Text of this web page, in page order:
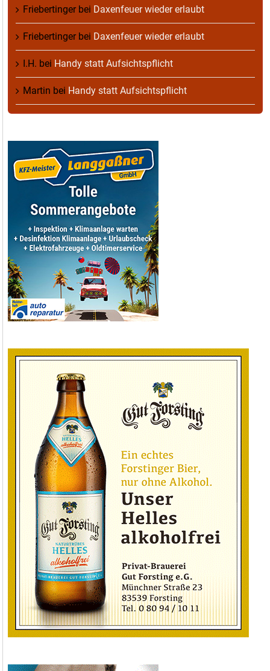
Friebertingerbei Daxenfeuer wieder erlaubt
Friebertingerbei Daxenfeuer wieder erlaubt
I.H. bei Handy statt Aufsichtspflicht
Martin bei Handy statt Aufsichtspflicht